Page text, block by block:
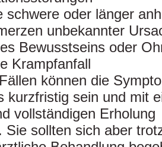
schwere oder länger
unbekannter
Bewusstseins oder
Krampfanfall
können die
kurzfristig sein und mit
vollständigen Erholung
Sie sollten sich aber